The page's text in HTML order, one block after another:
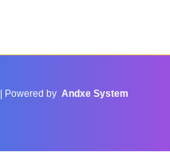
| Powered by Andxe System